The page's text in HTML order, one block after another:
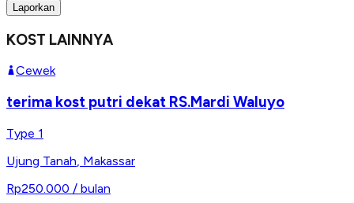
Laporkan
KOST LAINNYA
Cewek
terima kost putri dekat RS.Mardi Waluyo
Type 1
Ujung Tanah Makassar
Rp250.000 / bulan